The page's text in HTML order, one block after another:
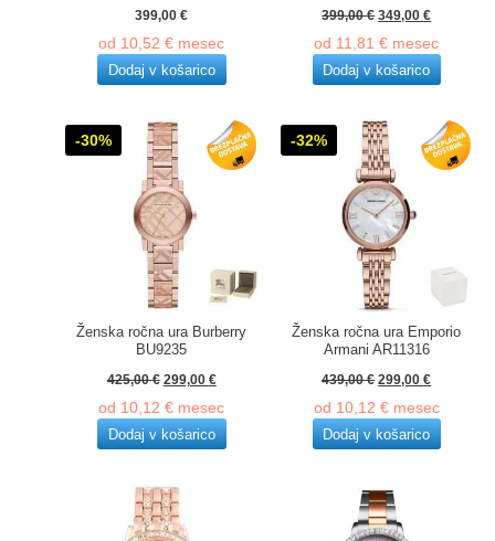
399,00€
od 10,52€ mesec
Dodaj v košarico
399,00€ Izvirna
cena
je
bila:
399,00 €.
349,00€Trenutna
cena
je:
349,00 €.
od 11,81€ mesec
Dodaj v košarico
-30%
Ženska ročna ura Burberry
BU9235
425,00€ Izvirna
cena
je
bila:
425,00 €.
299,00 €Trenutna
cena
je:
299,00 €.
od 10,12€ mesec
Dodaj v košarico
-32%
Ženska ročna ura Emporio
Armani AR11316
439,00€ Izvirna
cena
je
bila:
439,00 €.
299,00€Trenutna
cena
je:
299,00 €.
od 10,12 €mesec
Dodaj v košarico